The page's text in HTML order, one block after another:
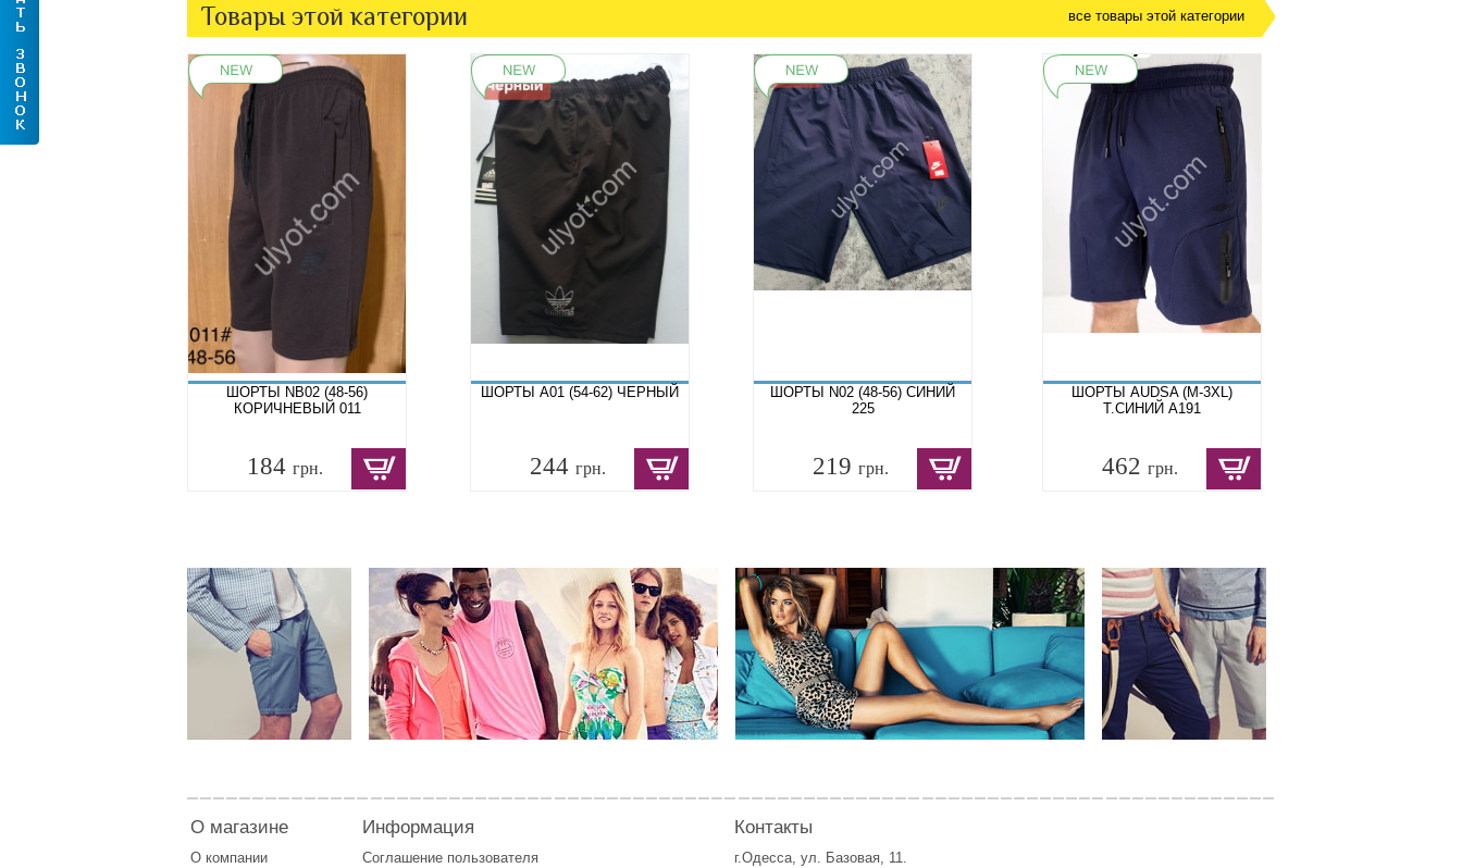
Товары этой категории все товары этой категории
ШОРТЫ NB02 (48-56)
КОРИЧНЕВЫЙ 011
184 грн.
ШОРТЫ A01 (54-62) ЧЕРНЫЙ
244 грн.
ШОРТЫ N02 (48-56) СИНИЙ
225
219 грн.
ШОРТЫ AUDSA (M-3XL)
Т.СИНИЙ A191
462 грн.
О магазине
О компании
Информация
Соглашение пользователя
Контакты
г.Одесса, ул. Базовая, 11.